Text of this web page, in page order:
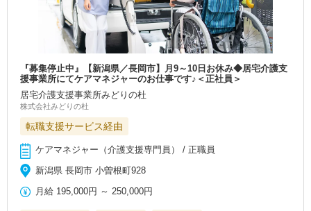
『募集停止中』【新潟県／長岡市】月9～10日お休み◆居宅介護支
援事業所にてケアマネジャーのお仕事です♪＜正社員＞
居宅介護支援事業所みどりの杜
株式会社みどりの杜
転職支援サービス経由
ケアマネジャー（介護支援専門員） / 正職員
新潟県 長岡市 小曽根町928
月給 195,000円 ～ 250,000円